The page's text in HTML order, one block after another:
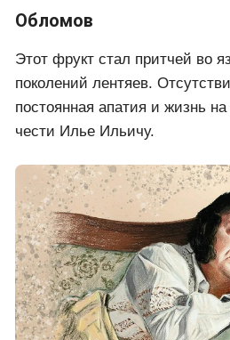
Обломов
Этот фрукт стал притчей во
поколений лентяев.
постоянная апатия и жизнь
чести Илье Ильичу.